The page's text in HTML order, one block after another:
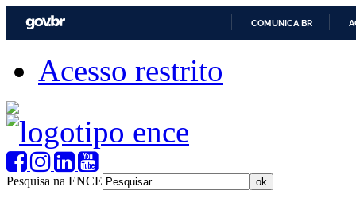
COMUNICA BR
Acesso restrito
Pesquisa na ENCE